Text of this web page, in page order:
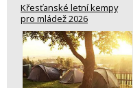
Křesťanské letní kempy
pro mládež 2026